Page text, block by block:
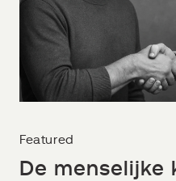
Featured
De menselijke